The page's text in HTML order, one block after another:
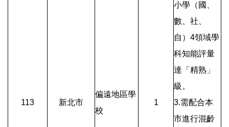
113 新北市
偏遠地區學
校
1
小學（國、
數、社、
自）4領域學
科知能評量
達「精熟」
級。
3.需配合本
市進行混齡